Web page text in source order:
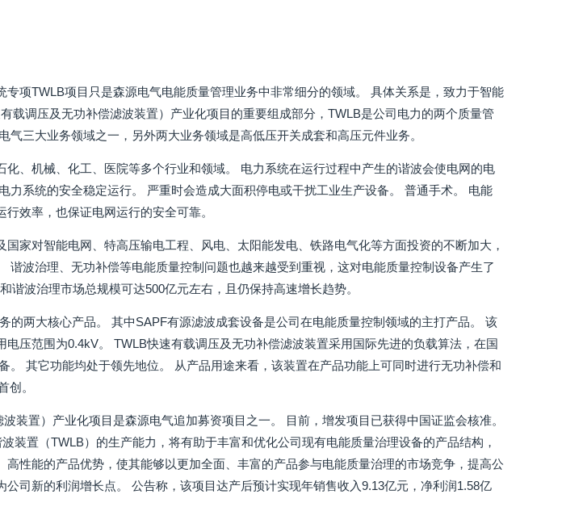
项TWLB项目只是森源电气电能质量管理业务中非常细分的领域。 具体关系是，致力于智能
载调压及无功补偿滤波装置）产业化项目的重要组成部分，TWLB是公司电力的两个质量管
三大业务领域之一，另外两大业务领域是高低压开关成套和高压元件业务。
、机械、化工、医院等多个行业和领域。 电力系统在运行过程中产生的谐波会使电网的电
力系统的安全稳定运行。 严重时会造成大面积停电或干扰工业生产设备。 普通手术。 电能
效率，也保证电网运行的安全可靠。
家对智能电网、特高压输电工程、风电、太阳能发电、铁路电气化等方面投资的不断加大，
谐波治理、无功补偿等电能质量控制问题也越来越受到重视，这对电能质量控制设备产生了
谐波治理市场总规模可达500亿元左右，且仍保持高速增长趋势。
的两大核心产品。 其中SAPF有源滤波成套设备是公司在电能质量控制领域的主打产品。 该
压范围为0.4kV。 TWLB快速有载调压及无功补偿滤波装置采用国际先进的负载算法，在国
。 其它功能均处于领先地位。 从产品用途来看，该装置在产品功能上可同时进行无功补偿和
创。
装置）产业化项目是森源电气追加募资项目之一。 目前，增发项目已获得中国证监会核准。
装置（TWLB）的生产能力，将有助于丰富和优化公司现有电能质量治理设备的产品结构，
性能的产品优势，使其能够以更加全面、丰富的产品参与电能质量治理的市场竞争，提高公
司新的利润增长点。 公告称，该项目达产后预计实现年销售收入9.13亿元，净利润1.58亿